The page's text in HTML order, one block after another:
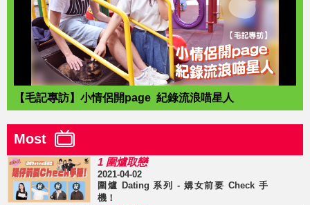
【毛記專訪】小情侶開page 紀錄流浪喵星人
Most
1 圍爐取戀
2021-04-02
圍爐 Dating 系列 - 媾女前要 Check 手
機！